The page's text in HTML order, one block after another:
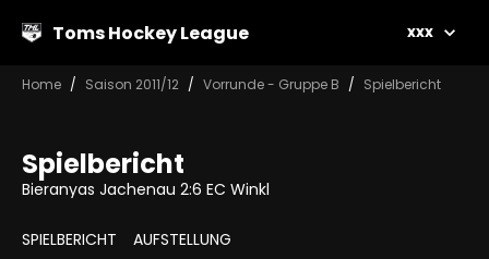
Toms Hockey League xxx
Home Saison 2011/12 Vorrunde - Gruppe B Spielbericht
Spielbericht
Bieranyas Jachenau 2:6 EC Winkl
SPIELBERICHT AUFSTELLUNG